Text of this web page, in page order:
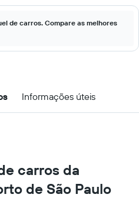
de carros. Compare as melhores
Informações úteis
carros da
de São Paulo